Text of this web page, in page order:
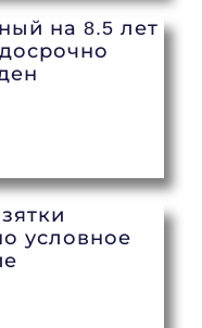
на 8.5 лет
условное